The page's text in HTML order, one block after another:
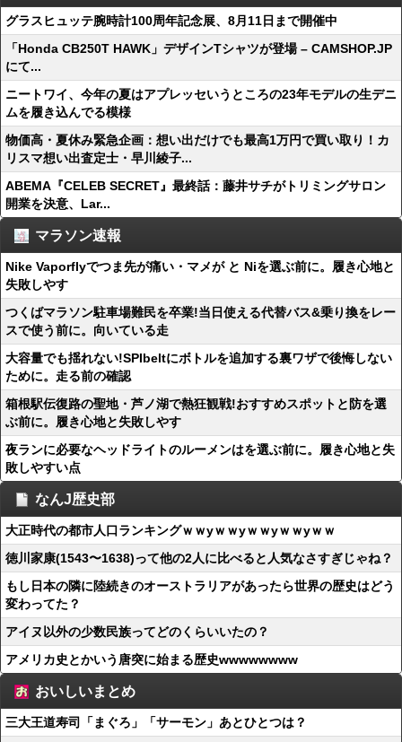
グラスヒュッテ腕時計100周年記念展、8月11日まで開催中
「Honda CB250T HAWK」デザインTシャツが登場 – CAMSHOP.JP
にて...
ニートワイ、今年の夏はアプレッセいうところの23年モデルの生デニ
ムを履き込んでる模様
物価高・夏休み緊急企画：想い出だけでも最高1万円で買い取り！カ
リスマ想い出査定士・早川綾子...
ABEMA『CELEB SECRET』最終話：藤井サチがトリミングサロン
開業を決意、Lar...
マラソン速報
Nike Vaporflyでつま先が痛い・マメが と Niを選ぶ前に。履き心地と
失敗しやす
つくばマラソン駐車場難民を卒業!当日使える代替バス&乗り換をレー
スで使う前に。向いている走
大容量でも揺れない!SPIbeltにボトルを追加する裏ワザで後悔しない
ために。走る前の確認
箱根駅伝復路の聖地・芦ノ湖で熱狂観戦!おすすめスポットと防を選
ぶ前に。履き心地と失敗しやす
夜ランに必要なヘッドライトのルーメンはを選ぶ前に。履き心地と失
敗しやすい点
なんJ歴史部
大正時代の都市人口ランキングｗｗyｗｗyｗｗyｗｗyｗｗ
徳川家康(1543〜1638)って他の2人に比べると人気なさすぎじゃね？
もし日本の隣に陸続きのオーストラリアがあったら世界の歴史はどう
変わってた？
アイヌ以外の少数民族ってどのくらいいたの？
アメリカ史とかいう唐突に始まる歴史wwwwwwww
おいしいまとめ
三大王道寿司「まぐろ」「サーモン」あとひとつは？